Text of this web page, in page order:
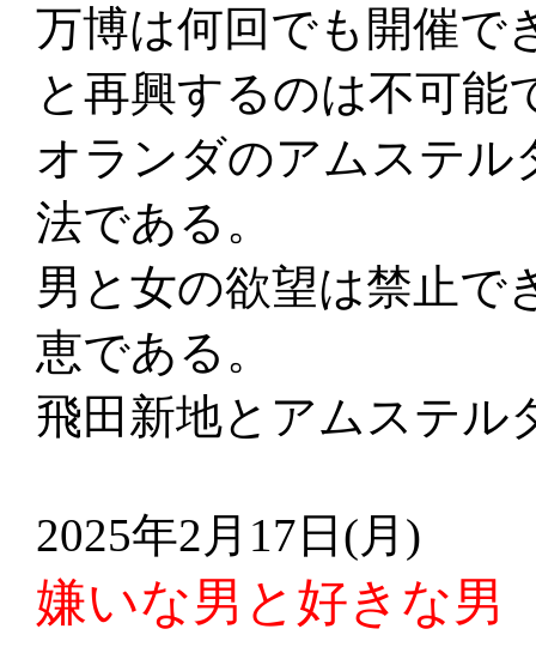
万博は何回でも開催で
と再興するのは不可能
オランダのアムステル
法である。
男と女の欲望は禁止で
恵である。
飛田新地とアムステル
2025年2月17日(月)
嫌いな男と好きな男